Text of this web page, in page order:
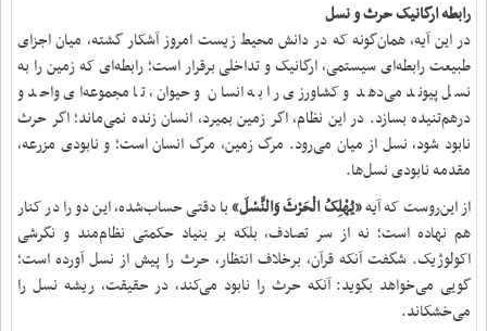
رابطه‌ ارگانیک حرث و نسل
در این آیه، همان‌گونه که در دانش محیط زیست امروز آشکار گشته، میان اجزای
طبیعت رابطه‌ای سیستمی، ارگانیک و تداخلی برقرار است؛ رابطه‌ای که زمین را به
نسل پیوند می‌دهد و کشاورزی را به انسان و حیوان، تا مجموعه‌ای واحد و
درهم‌تنیده بسازد. در این نظام، اگر زمین بمیرد، انسان زنده نمی‌ماند؛ اگر حرث
نابود شود، نسل از میان می‌رود. مرگ زمین، مرگ انسان است؛ و نابودی مزرعه،
مقدمه‌ نابودی نسل‌ها.
از این‌روست که آیه‌«یُهْلِکُ الْحَرْثَ وَالنَّسْلَ»با دقتی حساب‌شده، این دو را در کنار
هم نهاده است؛ نه از سر تصادف، بلکه بر بنیاد حکمتی نظام‌مند و نگرشی
اکولوژیک. شگفت آنکه قرآن، برخلاف انتظار، حرث را پیش از نسل آورده است؛
گویی می‌خواهد بگوید: آنکه حرث را نابود می‌کند، در حقیقت، ریشه‌ نسل را
می‌خشکاند.